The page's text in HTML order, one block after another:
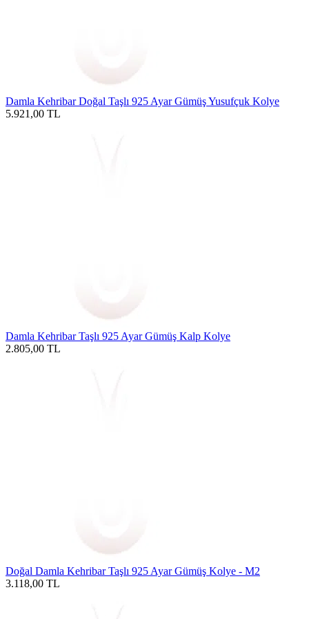
Damla Kehribar Doğal Taşlı 925 Ayar Gümüş Yusufçuk Kolye
5.921,00 TL
Damla Kehribar Taşlı 925 Ayar Gümüş Kalp Kolye
2.805,00 TL
Doğal Damla Kehribar Taşlı 925 Ayar Gümüş Kolye - M2
3.118,00 TL